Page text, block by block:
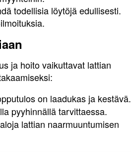
todellisia löytöjä edullisesti.
ja hoito vaikuttavat lattian
on laadukas ja kestävä.
pyyhinnällä tarvittaessa.
lattian naarmuuntumisen